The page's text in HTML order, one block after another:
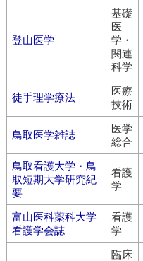
登山医学
基礎
医
学・
関連
科学
徒手理学療法
医療
技術
鳥取医学雑誌
医学
総合
鳥取看護大学・鳥
取短期大学研究紀
要
看護
学
富山医科薬科大学
看護学会誌
看護
学
臨床